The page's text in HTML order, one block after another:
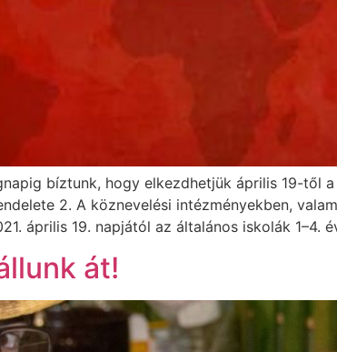
bíztunk, hogy elkezdhetjük április 19-től
2. A köznevelési intézményekben,
április 19. napjától az általános iskolák 1–4.
át!